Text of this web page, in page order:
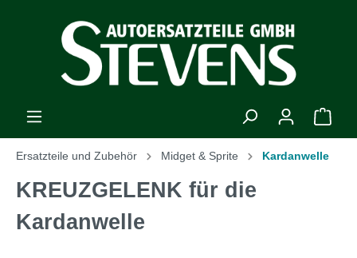
Ersatzteile und Zubehör Midget & Sprite Kardanwelle
KREUZGELENK für die
Kardanwelle